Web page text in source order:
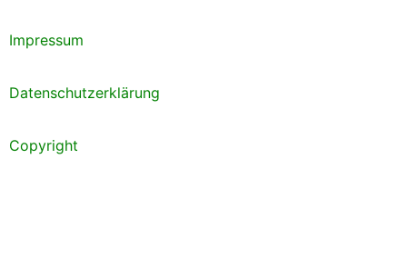
Impressum
Datenschutzerklärung
Copyright